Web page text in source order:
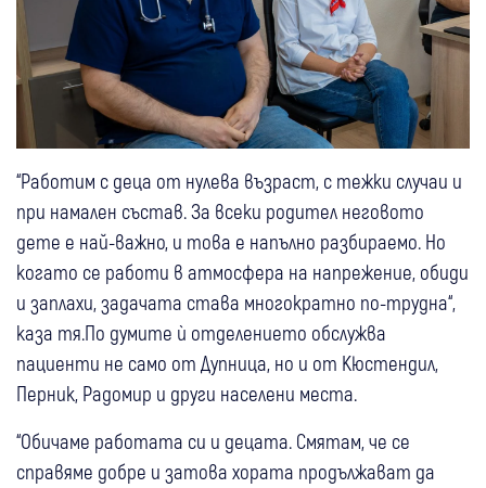
“Работим с деца от нулева възраст, с тежки случаи и
при намален състав. За всеки родител неговото
дете е най-важно, и това е напълно разбираемо. Но
когато се работи в атмосфера на напрежение, обиди
и заплахи, задачата става многократно по-трудна“,
каза тя.По думите ѝ отделението обслужва
пациенти не само от Дупница, но и от Кюстендил,
Перник, Радомир и други населени места.
“Обичаме работата си и децата. Смятам, че се
справяме добре и затова хората продължават да